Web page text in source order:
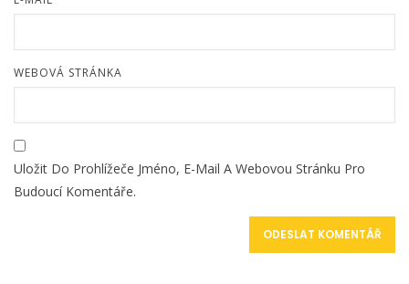
WEBOVÁ STRÁNKA
Uložit Do Prohlížeče Jméno, E-Mail A Webovou Stránku Pro
Budoucí Komentáře.